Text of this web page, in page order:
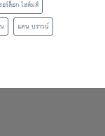
อร์ล็อก โฮล์มส์
แดน บราวน์